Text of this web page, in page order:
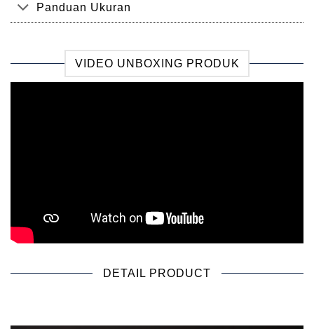
Panduan Ukuran
VIDEO UNBOXING PRODUK
DETAIL PRODUCT